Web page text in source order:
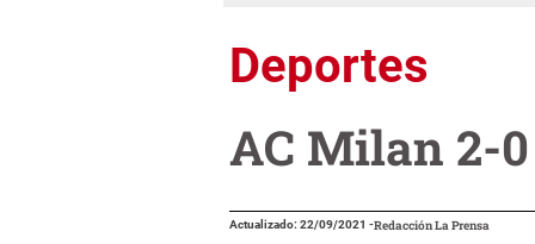
Deportes
AC Milan 2-
Actualizado: 22/09/2021 -Redacción La Prensa